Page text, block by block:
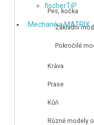
fischerTiP
Mechanika MATRIX
Pes, kočka
Základní
Pokročilé
Kráva
Prase
Kůň
Různé modely